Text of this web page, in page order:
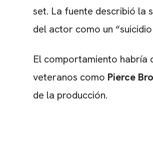
set. La fuente describió la
del actor como un
El comportamiento habría
veteranos como Pierce
de la producción.